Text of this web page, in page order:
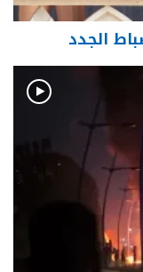
الجدد